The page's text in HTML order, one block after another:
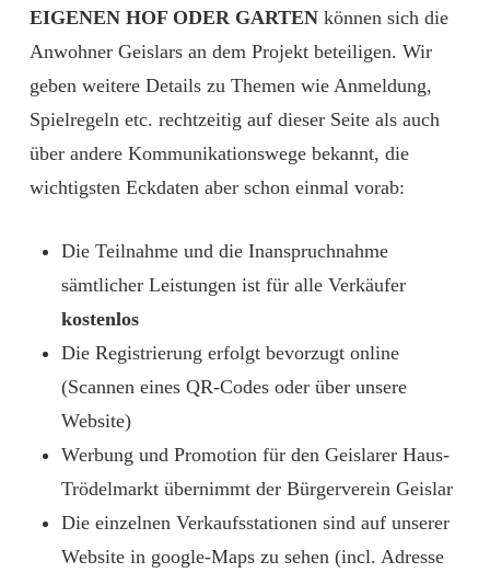
EIGENEN HOF ODER GARTEN können sich die
Anwohner Geislars an dem Projekt beteiligen. Wir
geben weitere Details zu Themen wie Anmeldung,
Spielregeln etc. rechtzeitig auf dieser Seite als auch
über andere Kommunikationswege bekannt, die
wichtigsten Eckdaten aber schon einmal vorab:
Die Teilnahme und die Inanspruchnahme
sämtlicher Leistungen ist für alle Verkäufer
kostenlos
Die Registrierung erfolgt bevorzugt online
(Scannen eines QR-Codes oder über unsere
Website)
Werbung und Promotion für den Geislarer Haus-
Trödelmarkt übernimmt der Bürgerverein Geislar
Die einzelnen Verkaufsstationen sind auf unserer
Website in google-Maps zu sehen (incl. Adresse